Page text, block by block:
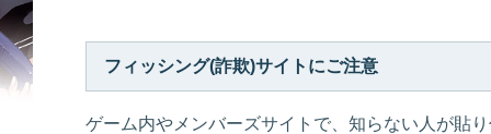
フィッシング(詐欺)サイトにご注意
ゲーム内やメンバーズサイトで、知らない人が貼